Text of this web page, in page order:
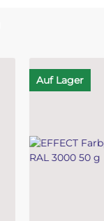
Auf Lager